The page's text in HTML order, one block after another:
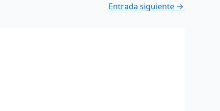
Entrada siguiente →